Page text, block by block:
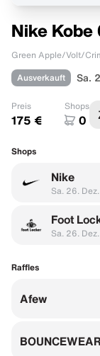
Nike Kobe
Green Apple/Volt/
Ausverkauft Sa.
Preis
175 €
Shops
0
Shops
Nike
Sa. 26.
Foot
Sa. 26.
Raffles
Afew
BOUNCEWEAR